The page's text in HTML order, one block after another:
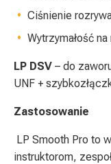
Ciśnienie
Wytrzymałość
LP DSV – do
UNF +
Zastosowanie
LP Smooth Pro to
instruktorom,